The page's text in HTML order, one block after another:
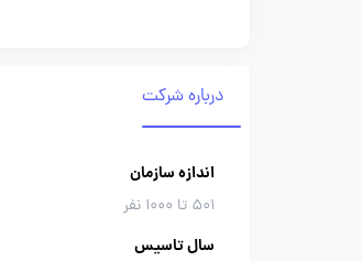
درباره شرکت
اندازه سازمان
501 تا 1000 نفر
سال تاسیس